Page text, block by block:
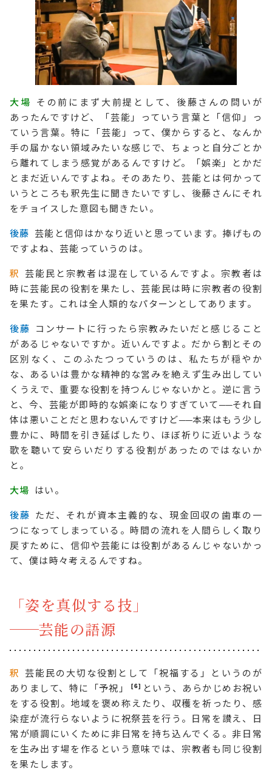
大場
その前にまず大前提として、後藤さんの問いが
あったんですけど、「芸能」っていう言葉と「信仰」っ
ていう言葉。特に「芸能」って、僕からすると、なんか
手の届かない領域みたいな感じで、ちょっと自分ごとか
ら離れてしまう感覚があるんですけど。「娯楽」とかだ
とまだ近いんですよね。そのあたり、芸能とは何かって
いうところも釈先生に聞きたいですし、後藤さんにそれ
をチョイスした意図も聞きたい。
後藤
芸能と信仰はかなり近いと思っています。捧げもの
ですよね、芸能っていうのは。
釈
芸能民と宗教者は混在しているんですよ。宗教者は
時に芸能民の役割を果たし、芸能民は時に宗教者の役割
を果たす。これは全人類的なパターンとしてあります。
後藤
コンサートに行ったら宗教みたいだと感じること
があるじゃないですか。近いんですよ。だから割とその
区別なく、このふたつっていうのは、私たちが穏やか
な、あるいは豊かな精神的な営みを絶えず生み出してい
くうえで、重要な役割を持つんじゃないかと。逆に言う
と、今、芸能が即時的な娯楽になりすぎていて──それ自
体は悪いことだと思わないんですけど──本来はもう少し
豊かに、時間を引き延ばしたり、ほぼ祈りに近いような
歌を聴いて安らいだりする役割があったのではないか
と。
大場 はい。
後藤
ただ、それが資本主義的な、現金回収の歯車の一
つになってしまっている。時間の流れを人間らしく取り
戻すために、信仰や芸能には役割があるんじゃないかっ
て、僕は時々考えるんですね。
「姿を真似する技」
──芸能の語源
釈
芸能民の大切な役割として「祝福する」というのが
ありまして、特に「予祝」
6
という、あらかじめお祝い
をする役割。地域を褒め称えたり、収穫を祈ったり、感
染症が流行らないように祝祭芸を行う。日常を讃え、日
常が順調にいくために非日常を持ち込んでくる。非日常
を生み出す場を作るという意味では、宗教者も同じ役割
を果たします。